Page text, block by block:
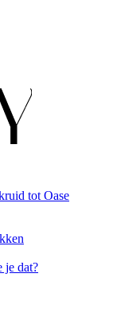
tot Oase
je dat?